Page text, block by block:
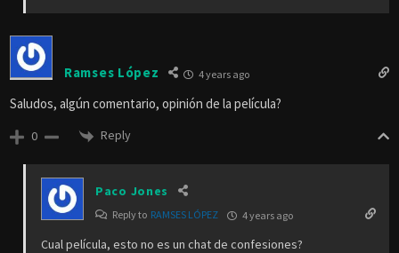
Ramses López 4 years ago
Saludos, algún comentario, opinión de la película?
0 Reply
Paco Jones
Reply to RAMSES LÓPEZ 4 years ago
Cual película, esto no es un chat de confesiones?